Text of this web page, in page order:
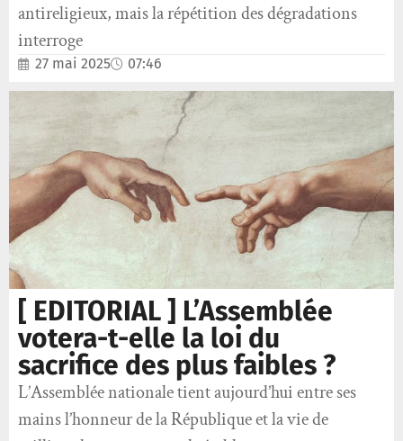
antireligieux, mais la répétition des dégradations
interroge
27 mai 2025 07:46
[ EDITORIAL ] L’Assemblée
votera-t-elle la loi du
sacrifice des plus faibles ?
L’Assemblée nationale tient aujourd’hui entre ses
mains l’honneur de la République et la vie de